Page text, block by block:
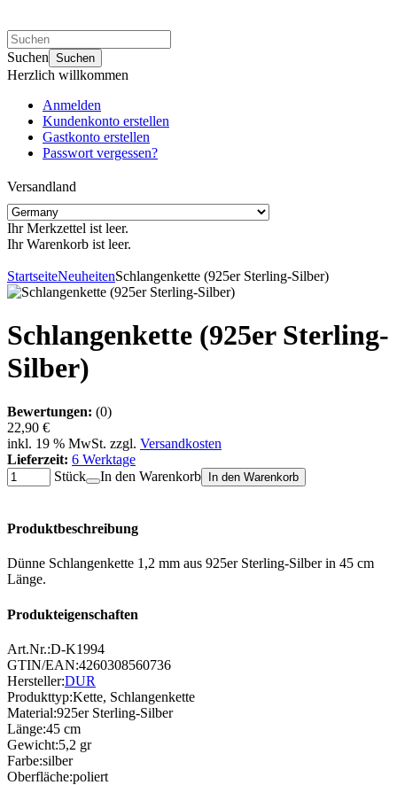
Suchen Suchen
Herzlich willkommen
Anmelden
Kundenkonto erstellen
Gastkonto erstellen
Passwort vergessen?
Versandland
Ihr Merkzettel ist leer.
Ihr Warenkorb ist leer.
StartseiteNeuheitenSchlangenkette (925er Sterling-Silber)
Schlangenkette (925er Sterling-
Silber)
Bewertungen: (0)
22,90 €
inkl. 19 % MwSt. zzgl. Versandkosten
Lieferzeit: 6 Werktage
Stück
In den Warenkorb In den Warenkorb
Produktbeschreibung
Dünne Schlangenkette 1,2 mm aus 925er Sterling-Silber in 45 cm
Länge.
Produkteigenschaften
Art.Nr.:D-K1994
GTIN/EAN:4260308560736
Hersteller:DUR
Produkttyp:Kette, Schlangenkette
Material:925er Sterling-Silber
Länge:45 cm
Gewicht:5,2 gr
Farbe:silber
Oberfläche:poliert